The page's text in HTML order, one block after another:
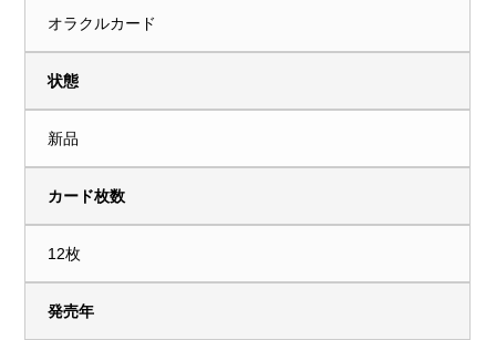
オラクルカード
状態
新品
カード枚数
12枚
発売年